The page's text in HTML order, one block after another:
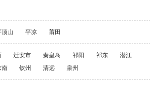
顶山 平凉 莆田
迁安市 秦皇岛 祁阳 祁东
潜江
南 钦州 清远 泉州